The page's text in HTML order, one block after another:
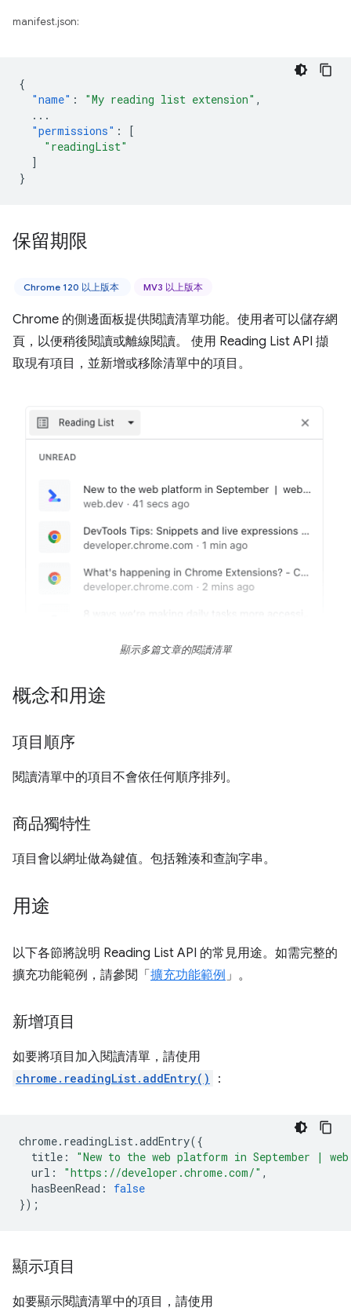
manifest.json:
{
"name" : "My reading list extension" ,
...
"permissions" :
[
"readingList"
]
}
保留期限
Chrome 120 以上版本 MV3 以上版本
Chrome 的側邊面板提供閱讀清單功能。使用者可以儲存網
頁，以便稍後閱讀或離線閱讀。 使用 Reading List API 擷
取現有項目，並新增或移除清單中的項目。
顯示多篇文章的閱讀清單
概念和用途
項目順序
閱讀清單中的項目不會依任何順序排列。
商品獨特性
項目會以網址做為鍵值。包括雜湊和查詢字串。
用途
以下各節將說明 Reading List API 的常見用途。如需完整的
擴充功能範例，請參閱「擴充功能範例 」。
新增項目
如要將項目加入閱讀清單，請使用
chrome.readingList.addEntry() ：
chrome. readingList .addEntry({
title :
"New to the web platform in September |
url : "https://developer.chrome.com/" ,
hasBeenRead :
false
});
顯示項目
如要顯示閱讀清單中的項目，請使用